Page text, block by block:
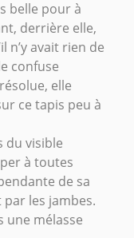
belle pour à
derrière elle,
n’y avait rien de
confuse
elle
ce tapis peu à
du visible
à toutes
de sa
les jambes.
une mélasse